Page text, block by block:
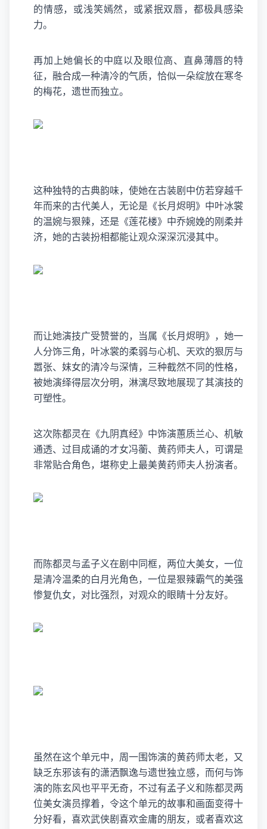
的情感，或浅笑嫣然，或紧抿双唇，都极具感染
力。
再加上她偏长的中庭以及眼位高、直鼻薄唇的特
征，融合成一种清冷的气质，恰似一朵绽放在寒冬
的梅花，遗世而独立。
这种独特的古典韵味，使她在古装剧中仿若穿越千
年而来的古代美人，无论是《长月烬明》中叶冰裳
的温婉与狠辣，还是《莲花楼》中乔婉娩的刚柔并
济，她的古装扮相都能让观众深深沉浸其中。
而让她演技广受赞誉的，当属《长月烬明》，她一
人分饰三角，叶冰裳的柔弱与心机、天欢的狠厉与
嚣张、妺女的清冷与深情，三种截然不同的性格，
被她演绎得层次分明，淋漓尽致地展现了其演技的
可塑性。
这次陈都灵在《九阴真经》中饰演蕙质兰心、机敏
通透、过目成诵的才女冯蘅、黄药师夫人，可谓是
非常贴合角色，堪称史上最美黄药师夫人扮演者。
而陈都灵与孟子义在剧中同框，两位大美女，一位
是清冷温柔的白月光角色，一位是狠辣霸气的美强
惨复仇女，对比强烈，对观众的眼睛十分友好。
虽然在这个单元中，周一围饰演的黄药师太老，又
缺乏东邪该有的潇洒飘逸与遗世独立感，而何与饰
演的陈玄风也平平无奇，不过有孟子义和陈都灵两
位美女演员撑着，令这个单元的故事和画面变得十
分好看，喜欢武侠剧喜欢金庸的朋友，或者喜欢这